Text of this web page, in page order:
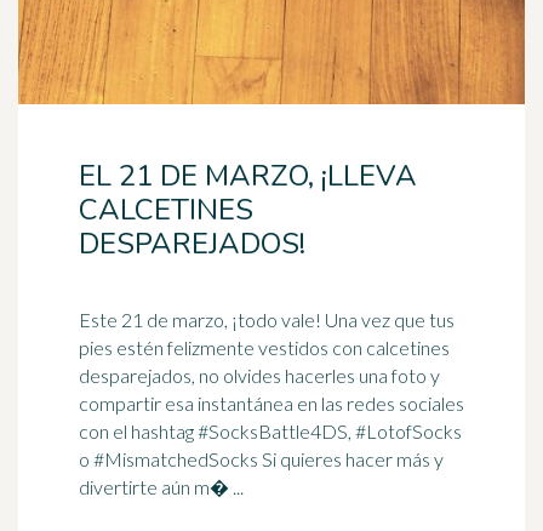
EL 21 DE MARZO, ¡LLEVA
CALCETINES
DESPAREJADOS!
Este 21 de marzo, ¡todo vale! Una vez que tus
pies estén felizmente vestidos con calcetines
desparejados, no olvides hacerles una foto y
compartir esa instantánea en las redes sociales
con el hashtag#SocksBattle4DS, #LotofSocks
o #MismatchedSocks Si quieres hacer más y
divertirte aún m� ...